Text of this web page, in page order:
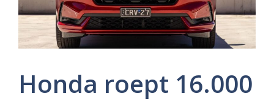
Honda roept 16.000